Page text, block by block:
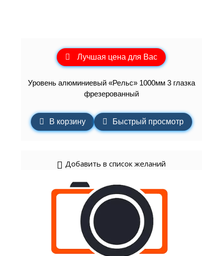
Лучшая цена для Вас
Уровень алюминиевый «Рельс» 1000мм 3 глазка
фрезерованный
В корзину Быстрый просмотр
Добавить в список желаний